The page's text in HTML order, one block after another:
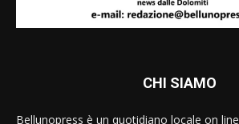
CHI SIAMO
Bellunopress è un quotidiano locale on